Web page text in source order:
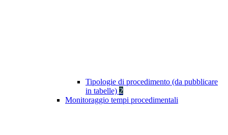
Tipologie di procedimento (da pubblicare
in tabelle) 2
Monitoraggio tempi procedimentali